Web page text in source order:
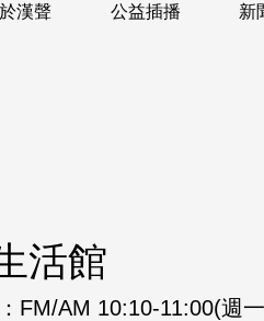
漢聲 公益插播 新
活館
FM/AM 10:10-11:00(週